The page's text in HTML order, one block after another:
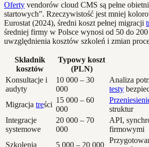
Oferty vendorów cloud CMS są pełne
startowych”. Rzeczywistość jest mniej
Eurostat (2024), średni koszt pełnej migracji
średniej firmy w Polsce wynosi od 50 do 200
uwzględnienia kosztów szkoleń i zmian
Składnik
kosztów
Typowy koszt
(PLN)
Konsultacje i
audyty
10 000 – 30
000
Analiza
testy
Migracja treści
15 000 – 60
000
struktur
Integracje
systemowe
20 000 – 70
000
API,
firmowymi
Szkolenia
5 000 – 20 000